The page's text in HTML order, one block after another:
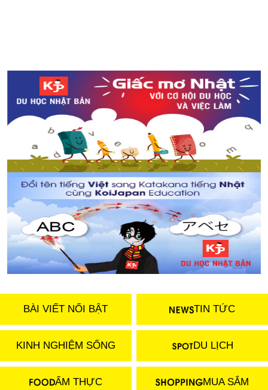
BÀI VIẾT NỔI BẬT TIN TỨC
KINH NGHIỆM SỐNG DU LỊCH
ẨM THỰC MUA SẮM